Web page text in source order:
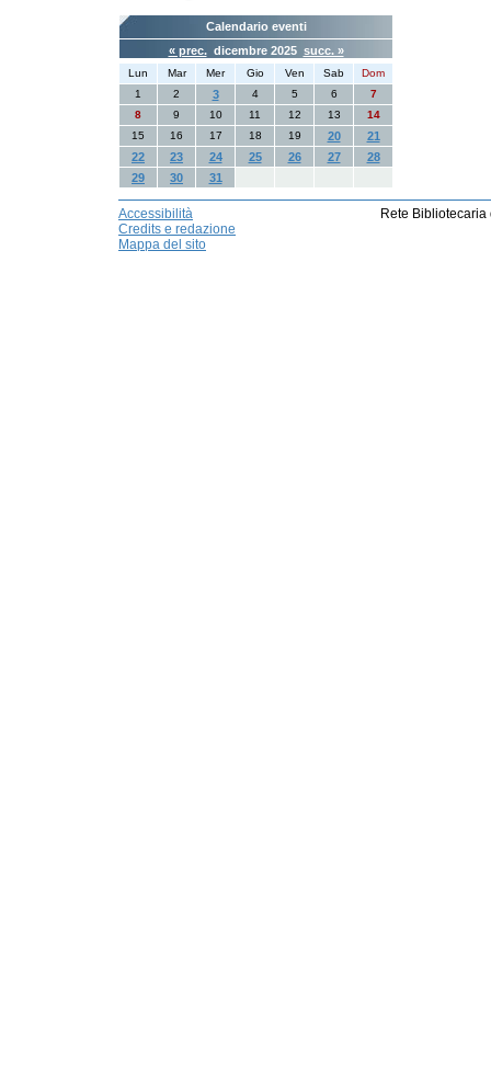
Calendario eventi
« prec.dicembre 2025 succ. »
Lun Mar Mer Gio Ven Sab
Dom
1
2 3 4 5 6
7
8
9 10 11 12 13
14
15
16 17 18 19 20
21
22
23 24 25 26 27
28
29
30 31
Accessibilità
Credits e redazione
Mappa del sito
Rete